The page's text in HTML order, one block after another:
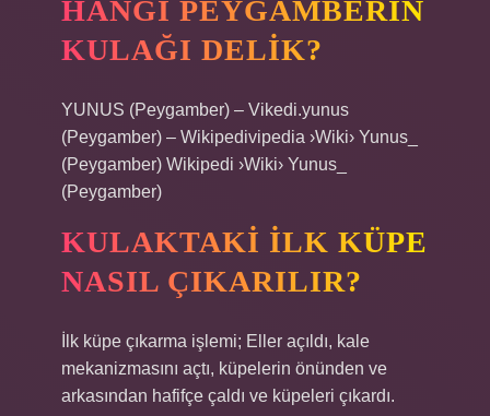
HANGI PEYGAMBERIN
KULAĞI DELIK?
YUNUS (Peygamber) – Vikedi.yunus
(Peygamber) – Wikipedivipedia ›Wiki› Yunus_
(Peygamber) Wikipedi ›Wiki› Yunus_
(Peygamber)
KULAKTAKI ILK KÜPE
NASIL ÇIKARILIR?
İlk küpe çıkarma işlemi; Eller açıldı, kale
mekanizmasını açtı, küpelerin önünden ve
arkasından hafifçe çaldı ve küpeleri çıkardı.